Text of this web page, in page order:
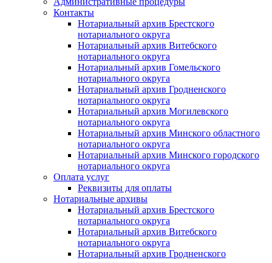
Контакты
Нотариальный архив Брестского
нотариального округа
Нотариальный архив Витебского
нотариального округа
Нотариальный архив Гомельского
нотариального округа
Нотариальный архив Гродненского
нотариального округа
Нотариальный архив Могилевского
нотариального округа
Нотариальный архив Минского областного
нотариального округа
Нотариальный архив Минского городского
нотариального округа
Оплата услуг
Реквизиты для оплаты
Нотариальные архивы
Нотариальный архив Брестского
нотариального округа
Нотариальный архив Витебского
нотариального округа
Нотариальный архив Гродненского